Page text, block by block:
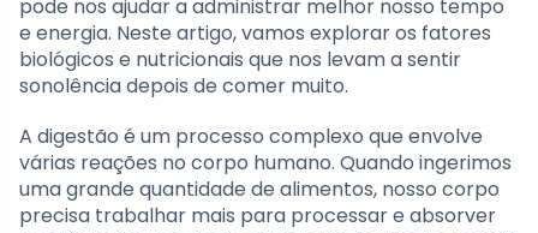
pode nos ajudar a administrar melhor nosso tempo
e energia. Neste artigo, vamos explorar os fatores
biológicos e nutricionais que nos levam a sentir
sonolência depois de comer muito.
A digestão é um processo complexo que envolve
várias reações no corpo humano. Quando ingerimos
uma grande quantidade de alimentos, nosso corpo
precisa trabalhar mais para processar e absorver